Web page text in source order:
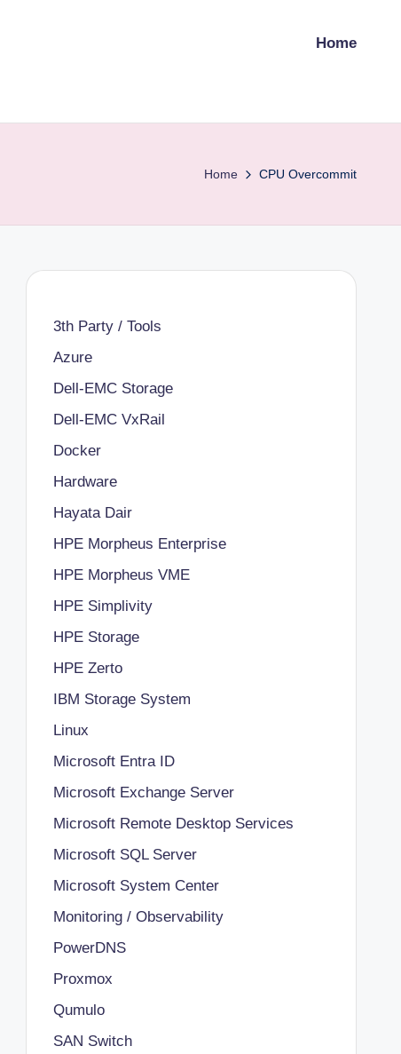
Home
Home CPU Overcommit
3th Party / Tools
Azure
Dell-EMC Storage
Dell-EMC VxRail
Docker
Hardware
Hayata Dair
HPE Morpheus Enterprise
HPE Morpheus VME
HPE Simplivity
HPE Storage
HPE Zerto
IBM Storage System
Linux
Microsoft Entra ID
Microsoft Exchange Server
Microsoft Remote Desktop Services
Microsoft SQL Server
Microsoft System Center
Monitoring / Observability
PowerDNS
Proxmox
Qumulo
SAN Switch